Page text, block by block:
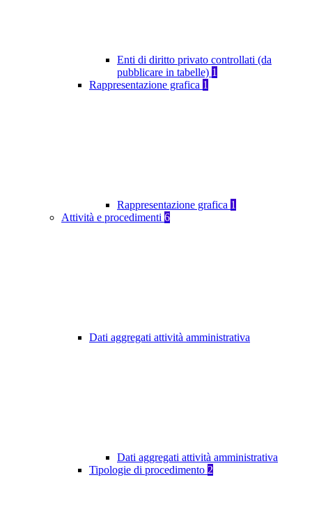
Enti di diritto privato controllati (da
pubblicare in tabelle) 1
Rappresentazione grafica 1
Rappresentazione grafica 1
Attività e procedimenti 6
Dati aggregati attività amministrativa
Dati aggregati attività amministrativa
Tipologie di procedimento 2